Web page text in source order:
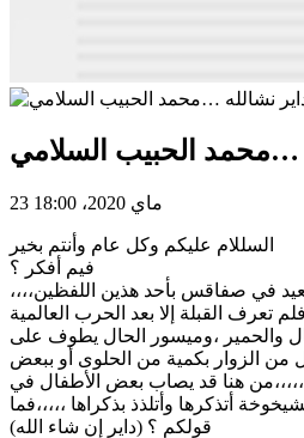
…محمد الحبيب السلامي
23 ماي 2020، 18:00
السللام عليكم وكل عام وأنتم بخير
فيم أفكر ؟
،،،،تقبيل العيد جرت عادة زيارة المقابر قبل يوم العيد ويوم العيد وإن كان من المنهي عنه زيارة المقابر صباح العيد حتى لا يختلط الفرح بالحزن،،وجرت العادة أن تكون تحية العيد في صفاقس بأحد هذين اللفظين
تعرف القبلة إلا بعد الحرب العالمية
والحمير ،وميسور الحال يطوف على
من الزوار بكمية من الحلوى أو ببعض
،،،،،من هنا قد يصاب بعض الأطفال في
أتذكرها وأتلذذ بذكراها ،،،،،فما
قولكم ؟ (داير إن شاء الله)